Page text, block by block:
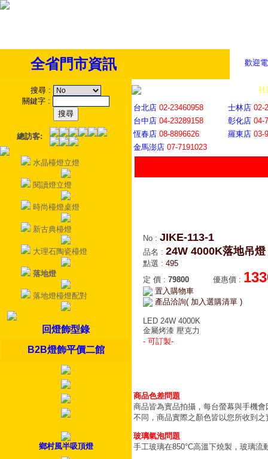
歡迎
全省門市資訊
搜尋 :
關鍵字 :
總訪客:
水晶檯燈立燈
閱讀燈立燈
時尚檯燈桌燈
新古典檯燈
大理石陶瓷檯燈
落地燈
落地燈檯燈配對
回燈飾型錄
B2B燈飾平價二館
鄉村風半吸頂燈
社
台北店 02-23460958 士林店 02-
台中店 04-23289158 彰化店 04-
恆春店 08-8896626 羅東店 03-
金馬澎店 07-7191023
No : JIKE-113-1
品名 : 24W 4000K落地吊燈
點選 : 495
定 價 : 79800 優惠價 :
置入購物車
產品洽詢( 加入選購清單 )
LED 24W 4000K
金屬烤漆 壓克力
- 可訂製-
商品色差問題
商品皆為實品拍攝，每台螢幕與手機
不同，商品實際之顏色皆以您所收到之
玻璃氣泡問題
手工玻璃在850°C高溫下燒製，玻璃